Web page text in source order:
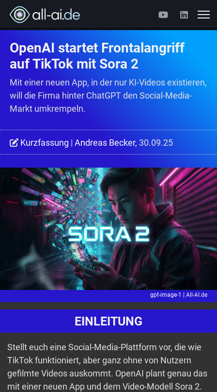
OpenAI startet Frontalangriff
auf TikTok mit Sora 2
Mit einer neuen App, in der nur KI-Videos existieren,
will die Firma hinter ChatGPT den Social-Media-
Markt umkrempeln.
Kurzfassung | Andreas Becker, 30.09.25
gpt-image-1 | All-AI.de
EINLEITUNG
Stellt euch eine Social-Media-Plattform vor, die wie
TikTok funktioniert, aber ganz ohne von Nutzern
gefilmte Videos auskommt. OpenAI plant genau das
mit einer neuen App und dem Video-Modell Sora 2.